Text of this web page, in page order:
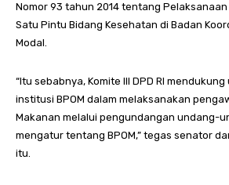
Nomor 93 tahun 2014 tentang
Satu Pintu Bidang Kesehatan di Badan
Modal.
“Itu sebabnya, Komite III DPD RI
institusi BPOM dalam melaksanakan
Makanan melalui pengundangan undang-
mengatur tentang BPOM,” tegas senator
itu.